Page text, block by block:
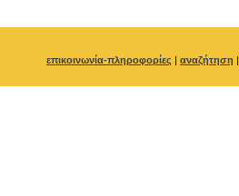
επικοινωνία-πληροφορίες | αναζήτηση |